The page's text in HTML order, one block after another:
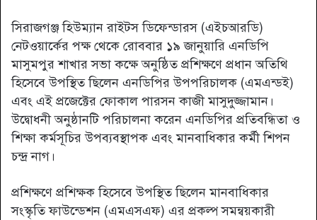
সিরাজগঞ্জ হিউম্যান রাইটস ডিফেন্ডারস (এইচআরডি)
নেটওয়ার্কের পক্ষ থেকে রোববার ১৯ জানুয়ারি এনডিপি
মাসুমপুর শাখার সভা কক্ষে অনুষ্ঠিত প্রশিক্ষণে প্রধান অতিথি
হিসেবে উপস্থিত ছিলেন এনডিপির উপপরিচালক (এমএন্ডই)
এবং এই প্রজেক্টের ফোকাল পারসন কাজী মাসুদুজ্জামান।
উদ্বোধনী অনুষ্ঠানটি পরিচালনা করেন এনডিপির প্রতিবন্ধিতা ও
শিক্ষা কর্মসূচির উপব্যবস্থাপক এবং মানবাধিকার কর্মী শিপন
চন্দ্র নাগ।
প্রশিক্ষণে প্রশিক্ষক হিসেবে উপস্থিত ছিলেন মানবাধিকার
সংস্কৃতি ফাউন্ডেশন (এমএসএফ) এর প্রকল্প সমন্বয়কারী